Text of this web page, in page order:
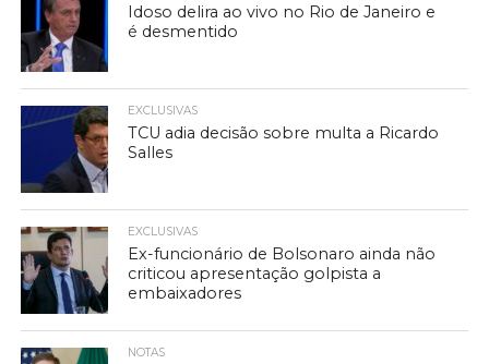
Idoso delira ao vivo no Rio de Janeiro e
é desmentido
EXCLUSIVAS
TCU adia decisão sobre multa a Ricardo
Salles
EXCLUSIVAS
Ex-funcionário de Bolsonaro ainda não
criticou apresentação golpista a
embaixadores
NOTAS